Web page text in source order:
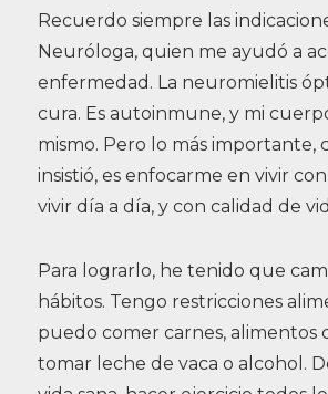
Recuerdo siempre las
Neuróloga, quien me ayudó a
enfermedad. La neuromielitis
cura. Es autoinmune, y mi
mismo. Pero lo más importante,
insistió, es enfocarme en vivir
vivir día a día, y con calidad de
Para lograrlo, he tenido que
hábitos. Tengo restricciones
puedo comer carnes, alimentos
tomar leche de vaca o alcohol.